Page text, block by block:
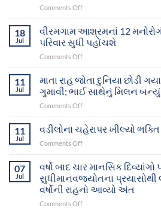
Comments Offon
સફળ
પ્રયાસોથી
ગુમ
થયેલા
માનસિક
દિવ્યાંગો
સુધી
18
Jul
વીરમગામ આશ્રમનાં 12
પરિવાર સુધી પહોંચશે
Comments Offon
આશ્રમનાં
12
મનોરોગીઓભુજથી
પોતાના
પરિવાર
11
Jul
માતા રાહ જોતા દુનિયા છોડી
ગુમાવી; ભાઈ સાથેનું મિલન બન્યું
Comments Offon
રાહ
જોતા
ગયા,
પિતાએ
માનસિક
11
Jul
વડીલોના ચહેરાપર ખીલ્યો
Comments Offon
ચહેરાપર
ખીલ્યો
ભક્તિ
અને
આનંદનો
07
Jul
વર્ષો બાદ ચાર માનસિક દિવ્યાંગો
સુધીમાનવજ્યોતના પ્રયાસોથી
વર્ષોની રાહનો આવ્યો અંત
Comments Offon